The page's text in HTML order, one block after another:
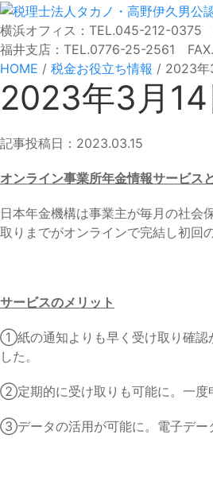
横浜オフィス：TEL.045-212-
福井支店：TEL.0776-25-2561
HOME / 税金お役立ち情報 / 2023年
2023年3月
記事投稿日：2023.03.15
オンライン事業所年金情報サービス
日本年金機構は事業主が毎月の社会
取りまでがオンラインで完結し初回
サービスのメリット
①紙の通知よりも早く受け取り確認
した。
②定期的に受け取りも可能に。一度
③データの活用が可能に。電子デー